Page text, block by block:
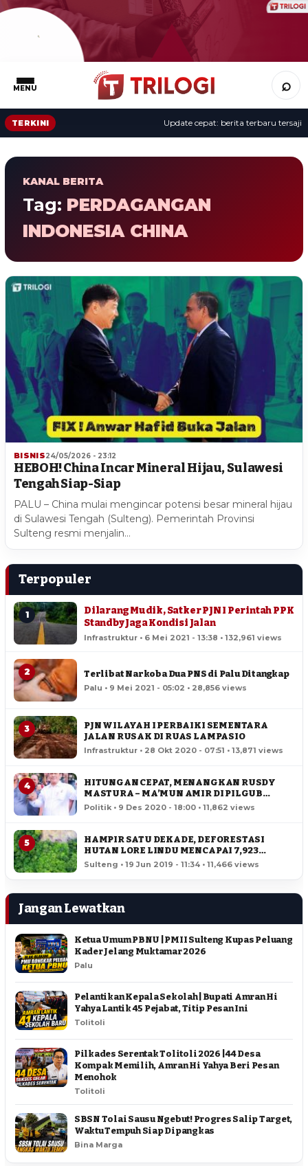
MENU ⌕
TERKINI Update cepat: berita terbaru tersaji
KANAL BERITA
Tag: PERDAGANGAN
INDONESIA CHINA
BISNIS24/05/2026 - 23:12
HEBOH! China Incar Mineral Hijau, Sulawesi
Tengah Siap-Siap
PALU – China mulai mengincar potensi besar mineral hijau
di Sulawesi Tengah (Sulteng). Pemerintah Provinsi
Sulteng resmi menjalin…
Terpopuler
1
Dilarang Mudik, Satker PJN I Perintah PPK
Standby Jaga Kondisi Jalan
Infrastruktur • 6 Mei 2021 - 13:38 • 132,961 views
2 Terlibat Narkoba Dua PNS di Palu Ditangkap
Palu • 9 Mei 2021 - 05:02 • 28,856 views
3
PJN WILAYAH I PERBAIKI SEMENTARA
JALAN RUSAK DI RUAS LAMPASIO
Infrastruktur • 28 Okt 2020 - 07:51 • 13,871 views
4
HITUNGAN CEPAT, MENANGKAN RUSDY
MASTURA – MA’MUN AMIR DI PILGUB
SULTENG
Politik • 9 Des 2020 - 18:00 • 11,862 views
5
HAMPIR SATU DEKADE, DEFORESTASI
HUTAN LORE LINDU MENCAPAI 7,923
HEKTAR
Sulteng • 19 Jun 2019 - 11:34 • 11,466 views
Jangan Lewatkan
Ketua Umum PBNU | PMII Sulteng Kupas Peluang
Kader Jelang Muktamar 2026
Palu
Pelantikan Kepala Sekolah | Bupati Amran Hi
Yahya Lantik 45 Pejabat, Titip Pesan Ini
Tolitoli
Pilkades Serentak Tolitoli 2026 | 44 Desa
Kompak Memilih, Amran Hi Yahya Beri Pesan
Menohok
Tolitoli
SBSN Tolai Sausu Ngebut! Progres Salip Target,
Waktu Tempuh Siap Dipangkas
Bina Marga